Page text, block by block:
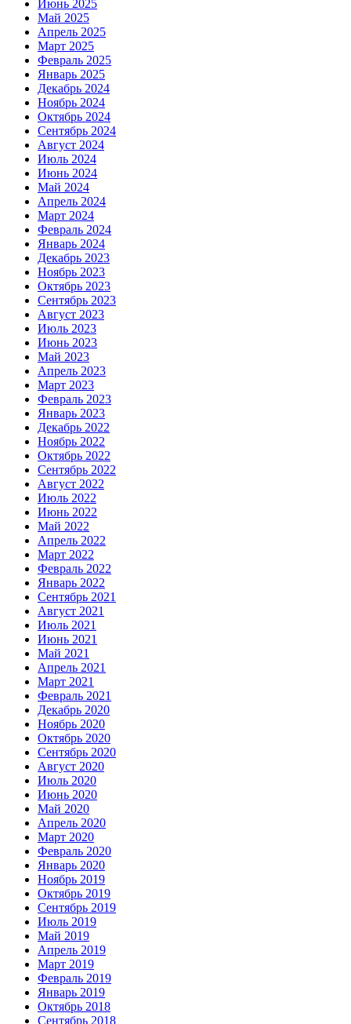
Июнь 2025
Май 2025
Апрель 2025
Март 2025
Февраль 2025
Январь 2025
Декабрь 2024
Ноябрь 2024
Октябрь 2024
Сентябрь 2024
Август 2024
Июль 2024
Июнь 2024
Май 2024
Апрель 2024
Март 2024
Февраль 2024
Январь 2024
Декабрь 2023
Ноябрь 2023
Октябрь 2023
Сентябрь 2023
Август 2023
Июль 2023
Июнь 2023
Май 2023
Апрель 2023
Март 2023
Февраль 2023
Январь 2023
Декабрь 2022
Ноябрь 2022
Октябрь 2022
Сентябрь 2022
Август 2022
Июль 2022
Июнь 2022
Май 2022
Апрель 2022
Март 2022
Февраль 2022
Январь 2022
Сентябрь 2021
Август 2021
Июль 2021
Июнь 2021
Май 2021
Апрель 2021
Март 2021
Февраль 2021
Декабрь 2020
Ноябрь 2020
Октябрь 2020
Сентябрь 2020
Август 2020
Июль 2020
Июнь 2020
Май 2020
Апрель 2020
Март 2020
Февраль 2020
Январь 2020
Ноябрь 2019
Октябрь 2019
Сентябрь 2019
Июль 2019
Май 2019
Апрель 2019
Март 2019
Февраль 2019
Январь 2019
Октябрь 2018
Сентябрь 2018